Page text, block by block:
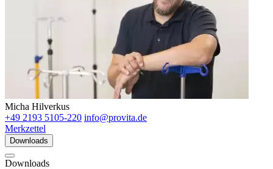
Micha Hilverkus
+49 2193 5105-220 info@provita.de
Merkzettel
Downloads
Downloads